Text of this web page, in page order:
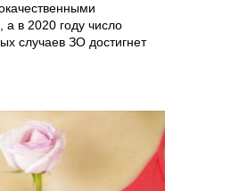
в 2020 году число
случаев ЗО достигнет